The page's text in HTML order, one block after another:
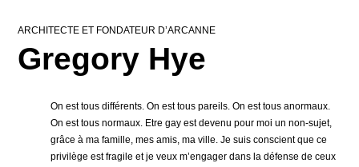
ARCHITECTE ET FONDATEUR D’ARCANNE
Gregory Hye
On est tous différents. On est tous pareils. On est tous anormaux.
On est tous normaux. Etre gay est devenu pour moi un non-sujet,
grâce à ma famille, mes amis, ma ville. Je suis conscient que ce
privilège est fragile et je veux m’engager dans la défense de ceux